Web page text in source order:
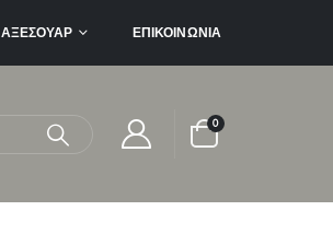
ΑΞΕΣΟΥΆΡ ΕΠΙΚΟΙΝΩΝΊΑ
0